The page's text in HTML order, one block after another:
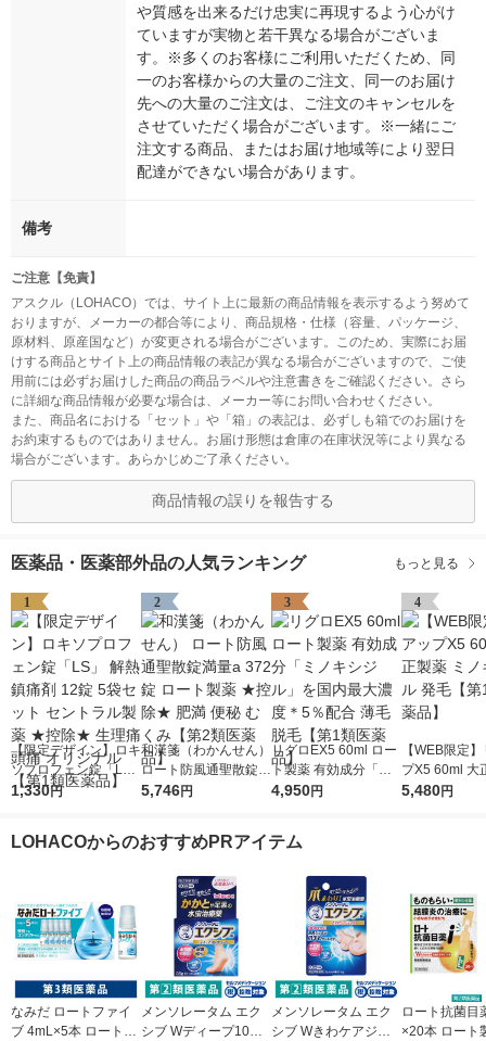
や質感を出来るだけ忠実に再現するよう心がけ
ていますが実物と若干異なる場合がございま
す。※多くのお客様にご利用いただくため、同
一のお客様からの大量のご注文、同一のお届け
先への大量のご注文は、ご注文のキャンセルを
させていただく場合がございます。※一緒にご
注文する商品、またはお届け地域等により翌日
配達ができない場合があります。
備考
ご注意【免責】
アスクル（LOHACO）では、サイト上に最新の商品情報を表示するよう努めて
おりますが、メーカーの都合等により、商品規格・仕様（容量、パッケージ、
原材料、原産国など）が変更される場合がございます。このため、実際にお届
けする商品とサイト上の商品情報の表記が異なる場合がございますので、ご使
用前には必ずお届けした商品の商品ラベルや注意書きをご確認ください。さら
に詳細な商品情報が必要な場合は、メーカー等にお問い合わせください。
また、商品名における「セット」や「箱」の表記は、必ずしも箱でのお届けを
お約束するものではありません。お届け形態は倉庫の在庫状況等により異なる
場合がございます。あらかじめご了承ください。
商品情報の誤りを報告する
医薬品・医薬部外品の人気ランキング もっと見る
1
【限定デザイン】ロキ
ソプロフェン錠「L
S」 解熱鎮痛剤 12錠
頭痛 オリジナル【第1
1,330円
2
和漢箋（わかんせん）
ロート防風通聖散錠満
量a 372錠 ロート製薬
5,746円
3
リグロEX5 60ml ロー
ト製薬 有効成分「ミ
ノキシジル」を国内最
4,950円
4
【WEB限定
プX5 60ml 大
ミノキシジル
5,480円
LOHACOからのおすすめPRアイテム
なみだ ロートファイ
ブ 4mL×5本 ロート製
メンソレータム エク
シブ Wディープ10ク
メンソレータム エク
シブ Wきわケアジェ
ロート抗菌目
×20本 ロート